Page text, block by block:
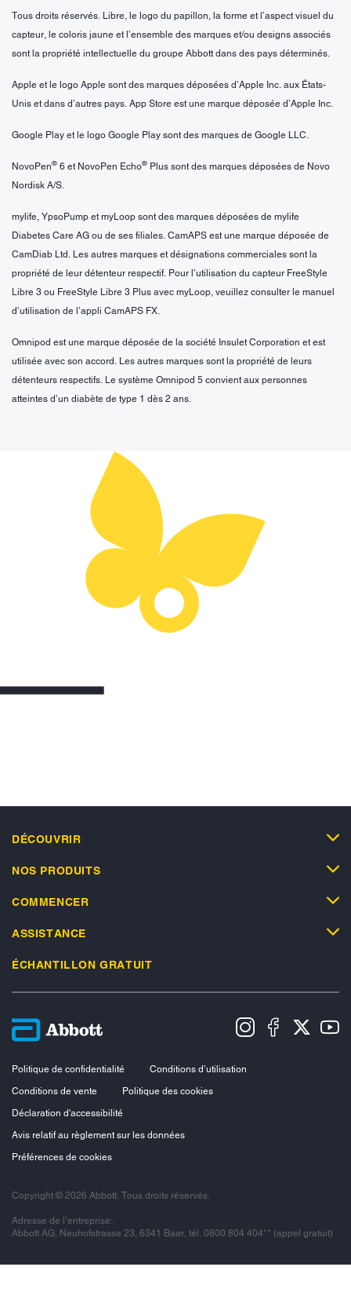
Tous droits réservés. Libre, le logo du papillon, la forme et l’aspect visuel du
capteur, le coloris jaune et l’ensemble des marques et/ou designs associés
sont la propriété intellectuelle du groupe Abbott dans des pays déterminés.
Apple et le logo Apple sont des marques déposées d’Apple Inc. aux États-
Unis et dans d’autres pays. App Store est une marque déposée d’Apple Inc.
Google Play et le logo Google Play sont des marques de Google LLC.
NovoPen® 6 et NovoPen Echo® Plus sont des marques déposées de Novo
Nordisk A/S.
mylife, YpsoPump et myLoop sont des marques déposées de mylife
Diabetes Care AG ou de ses filiales. CamAPS est une marque déposée de
CamDiab Ltd. Les autres marques et désignations commerciales sont la
propriété de leur détenteur respectif. Pour l’utilisation du capteur FreeStyle
Libre 3 ou FreeStyle Libre 3 Plus avec myLoop, veuillez consulter le manuel
d’utilisation de l’appli CamAPS FX.
Omnipod est une marque déposée de la société Insulet Corporation et est
utilisée avec son accord. Les autres marques sont la propriété de leurs
détenteurs respectifs. Le système Omnipod 5 convient aux personnes
atteintes d’un diabète de type 1 dès 2 ans.
DÉCOUVRIR
NOS PRODUITS
COMMENCER
ASSISTANCE
ÉCHANTILLON GRATUIT
Politique de confidentialité
Conditions d’utilisation
Conditions de vente
Politique des cookies
Déclaration d'accessibilité
Avis relatif au règlement sur les données
Préférences de cookies
Copyright © 2026 Abbott. Tous droits réservés.
Adresse de l’entreprise:
Abbott AG, Neuhofstrasse 23, 6341 Baar, tél. 0800 804 404** (appel gratuit)